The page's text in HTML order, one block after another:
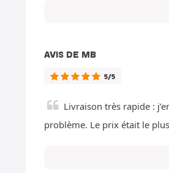
AVIS DE MB
5/5
Livraison très rapide :
problème. Le prix était le